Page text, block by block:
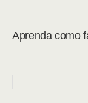
Aprenda como